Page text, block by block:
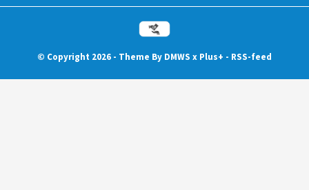
© Copyright 2026 - Theme By DMWS x Plus+ - RSS-feed